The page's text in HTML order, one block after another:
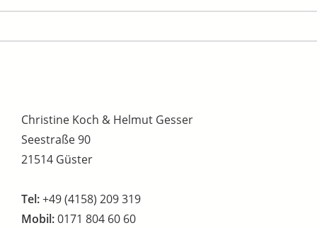
Christine Koch & Helmut Gesser
Seestraße 90
21514 Güster
Tel:+49 (4158) 209 319
Mobil:0171 804 60 60